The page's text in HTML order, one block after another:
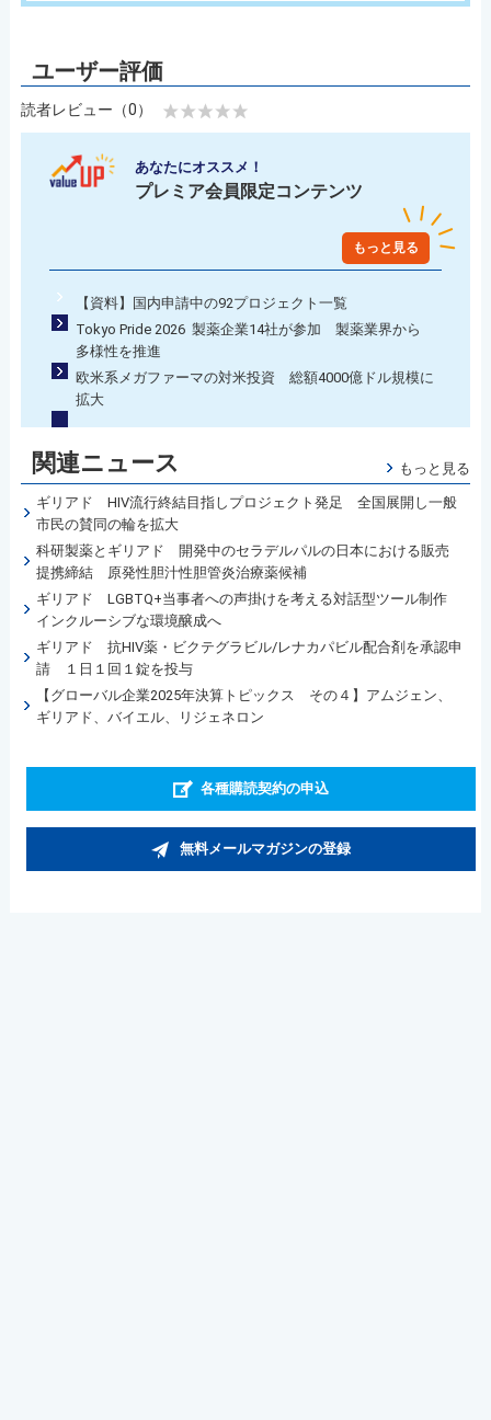
読者レビュー（0）
あなたにオススメ！
プレミア会員限定コンテンツ
もっと見る
【資料】国内申請中の92プロジェクト一覧
Tokyo Pride 2026 製薬企業14社が参加 製薬業界から
多様性を推進
欧米系メガファーマの対米投資 総額4000億ドル規模に
拡大
関連ニュース もっと見る
ギリアド HIV流行終結目指しプロジェクト発足 全国展開し一般
市民の賛同の輪を拡大
科研製薬とギリアド 開発中のセラデルパルの日本における販売
提携締結 原発性胆汁性胆管炎治療薬候補
ギリアド LGBTQ+当事者への声掛けを考える対話型ツール制作
インクルーシブな環境醸成へ
ギリアド 抗HIV薬・ビクテグラビル/レナカパビル配合剤を承認申
請 １日１回１錠を投与
【グローバル企業2025年決算トピックス その４】アムジェン、
ギリアド、バイエル、リジェネロン
各種購読契約の申込
無料メールマガジンの登録